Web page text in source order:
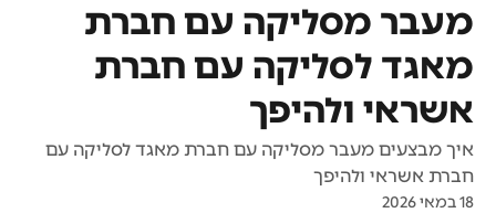
מעבר מסליקה עם חברת
מאגד לסליקה עם חברת
אשראי ולהיפך
איך מבצעים מעבר מסליקה עם חברת מאגד לסליקה עם
חברת אשראי ולהיפך
18 במאי 2026